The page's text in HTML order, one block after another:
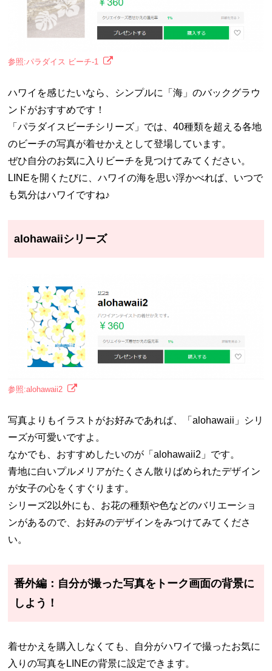
参照:パラダイス ビーチ-1
ハワイを感じたいなら、シンプルに「海」のバックグラウ
ンドがおすすめです！
「パラダイスビーチシリーズ」では、40種類を超える各地
のビーチの写真が着せかえとして登場しています。
ぜひ自分のお気に入りビーチを見つけてみてください。
LINEを開くたびに、ハワイの海を思い浮かべれば、いつで
も気分はハワイですね♪
alohawaiiシリーズ
参照:alohawaii2
写真よりもイラストがお好みであれば、「alohawaii」シリ
ーズが可愛いですよ。
なかでも、おすすめしたいのが「alohawaii2」です。
青地に白いプルメリアがたくさん散りばめられたデザイン
が女子の心をくすぐります。
シリーズ2以外にも、お花の種類や色などのバリエーショ
ンがあるので、お好みのデザインをみつけてみてくださ
い。
番外編：自分が撮った写真をトーク画面の背景に
しよう！
着せかえを購入しなくても、自分がハワイで撮ったお気に
入りの写真をLINEの背景に設定できます。